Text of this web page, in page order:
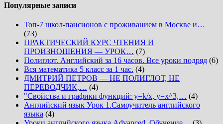
Популярные записи
Топ-7 школ-пансионов с проживанием в Москве и…
(73)
ПРАКТИЧЕСКИЙ КУРС ЧТЕНИЯ И
ПРОИЗНОШЕНИЯ — УРОК… (7)
Полиглот. Английский за 16 часов. Все уроки подряд (6)
Вся математика 5 класс за 1 час. (4)
ДМИТРИЙ ПЕТРОВ — НЕ ПОЛИГЛОТ, НЕ
ПЕРЕВОДЧИК,… (4)
"Свойства и графики функций: y=k/x, y=x^3,… (4)
Английский язык Урок 1.Самоучитель английского
языка (4)